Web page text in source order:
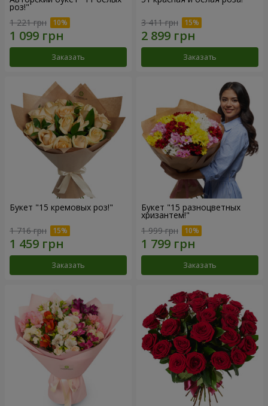
роз!"
1 221 грн
Заказать
3 411 грн
Заказать
Букет "15 кремовых роз!"
1 716 грн
Заказать
Букет "15 разноцветных
хризантем!"
1 999 грн
Заказать